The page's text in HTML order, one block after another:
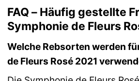
FAQ – Häufig gestellte
Symphonie de Fleurs
Welche Rebsorten werden
de Fleurs Rosé 2021